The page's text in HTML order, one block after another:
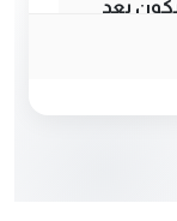
يكون بعد